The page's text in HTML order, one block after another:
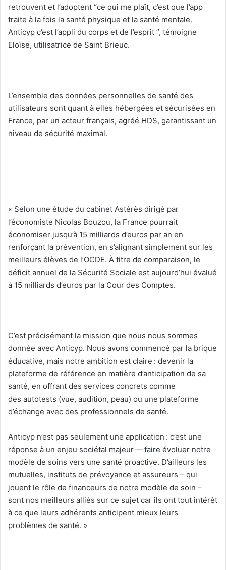
retrouvent et l’adoptent “ce qui me plaît, c’est que l’app
traite à la fois la santé physique et la santé mentale.
Anticyp c’est l’appli du corps et de l’esprit ”, témoigne
Eloïse, utilisatrice de Saint Brieuc.
L’ensemble des données personnelles de santé des
utilisateurs sont quant à elles hébergées et sécurisées en
France, par un acteur français, agréé HDS, garantissant un
niveau de sécurité maximal.
« Selon une étude du cabinet Astérès dirigé par
l’économiste Nicolas Bouzou, la France pourrait
économiser jusqu’à 15 milliards d’euros par an en
renforçant la prévention, en s’alignant simplement sur les
meilleurs élèves de l’OCDE. À titre de comparaison, le
déficit annuel de la Sécurité Sociale est aujourd’hui évalué
à 15 milliards d’euros par la Cour des Comptes.
C’est précisément la mission que nous nous sommes
donnée avec Anticyp. Nous avons commencé par la brique
éducative, mais notre ambition est claire : devenir la
plateforme de référence en matière d’anticipation de sa
santé, en offrant des services concrets comme
des autotests (vue, audition, peau) ou une plateforme
d’échange avec des professionnels de santé.
Anticyp n’est pas seulement une application : c’est une
réponse à un enjeu sociétal majeur — faire évoluer notre
modèle de soins vers une santé proactive. D’ailleurs les
mutuelles, instituts de prévoyance et assureurs – qui
jouent le rôle de financeurs de notre modèle de soin –
sont nos meilleurs alliés sur ce sujet car ils ont tout intérêt
à ce que leurs adhérents anticipent mieux leurs
problèmes de santé. »